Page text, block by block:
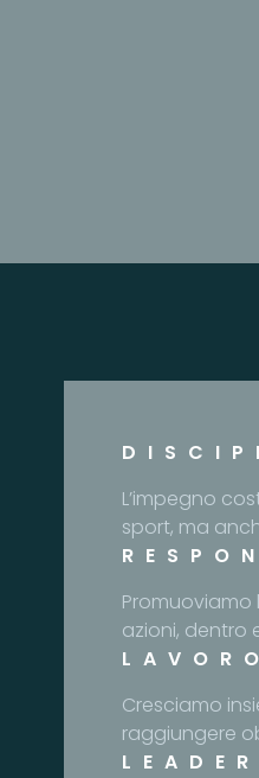
L’impegno
sport, ma
Promuoviamo
azioni, dentro
Cresciamo
raggiungere